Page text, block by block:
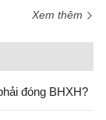
Xem thêm
đóng BHXH?